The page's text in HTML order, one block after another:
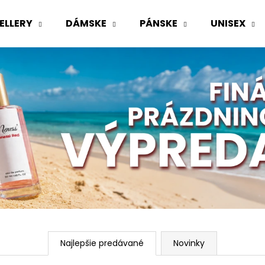
DÁMSKE PÁNSKE UNISEX
Najlepšie predávané Novinky
Čo potrebujete nájsť?
HĽADAŤ
Odporúčame